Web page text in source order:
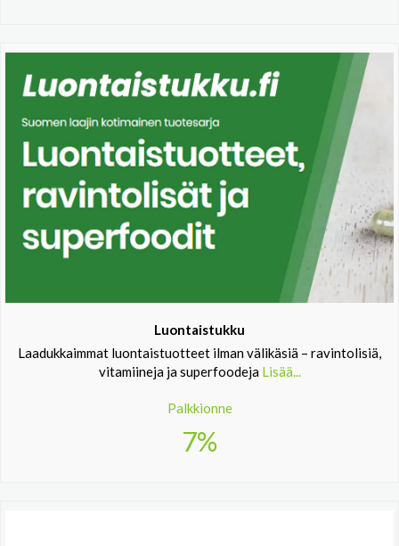
Luontaistukku
Laadukkaimmat luontaistuotteet ilman välikäsiä – ravintolisiä,
vitamiineja ja superfoodeja Lisää...
Palkkionne
7%